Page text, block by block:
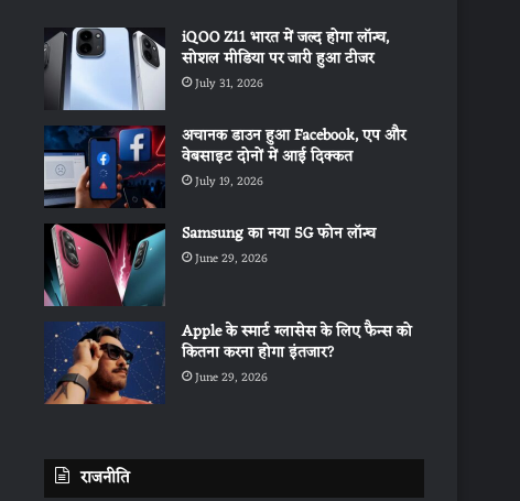
iQOO Z11 भारत में जल्द होगा लॉन्च,
सोशल मीडिया पर जारी हुआ टीजर
July 31, 2026
अचानक डाउन हुआ Facebook, एप और
वेबसाइट दोनों में आई दिक्कत
July 19, 2026
Samsung का नया 5G फोन लॉन्च
June 29, 2026
Apple के स्मार्ट ग्लासेस के लिए फैन्स को
कितना करना होगा इंतजार?
June 29, 2026
राजनीति